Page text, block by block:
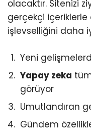
olacaktır. Sitenizi
gerçekçi
işlevselliğini daha
Yeni
Yapay zeka
görüyor
Umutlandıran
Gündem